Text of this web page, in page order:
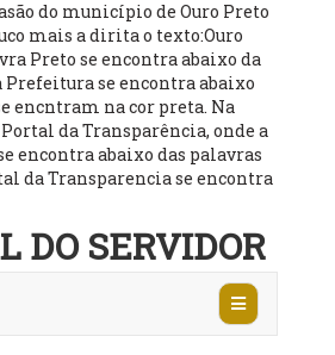
DO SERVIDOR
Abrir
Navegação